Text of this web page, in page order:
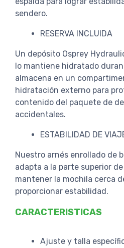
sendero.
RESERVA INCLUIDA
Un depósito Osprey
lo mantiene hidratado
almacena en un
hidratación externo para
contenido del paquete de
accidentales.
ESTABILIDAD DE
Nuestro arnés enrollado de
adapta a la parte superior
mantener la mochila cerca
proporcionar estabilidad.
CARACTERISTICAS
Ajuste y talla